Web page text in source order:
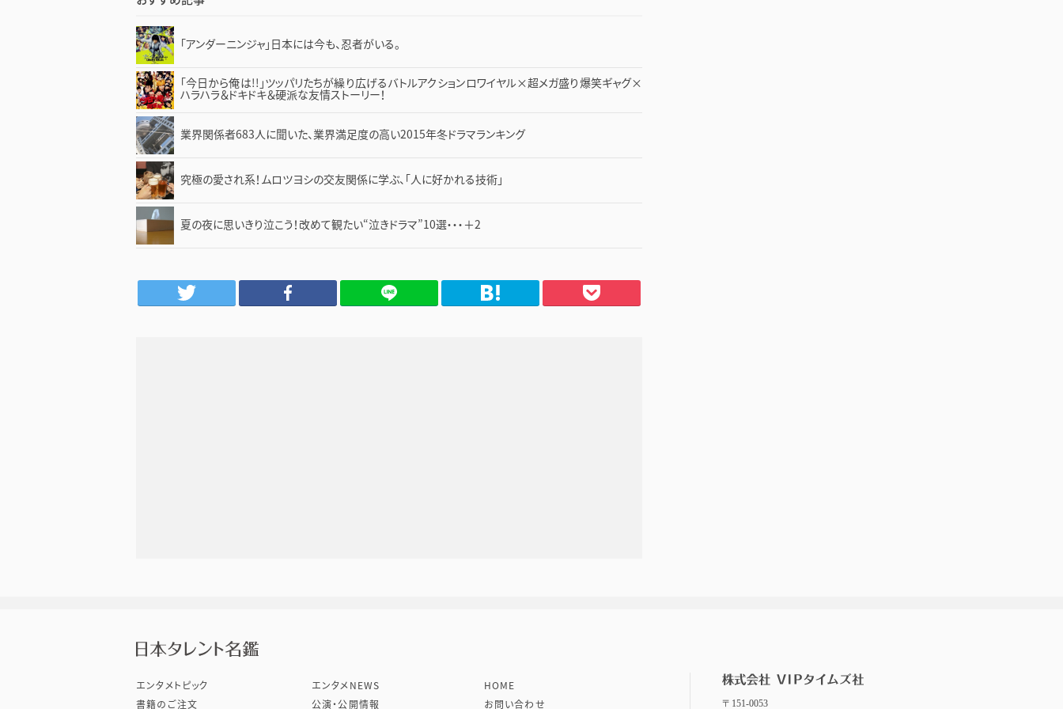
「アンダーニンジャ」日本には今も、忍者がいる。
「今日から俺は!!」ツッパリたちが繰り広げるバトルアクションロワイヤル×超メガ盛り爆笑ギャグ×
ハラハラ＆ドキドキ＆硬派な友情ストーリー！
業界関係者683人に聞いた、業界満足度の高い2015年冬ドラマランキング
究極の愛され系！ムロツヨシの交友関係に学ぶ、「人に好かれる技術」
夏の夜に思いきり泣こう！改めて観たい“泣きドラマ”10選・・・＋2
Facebook
エンタメトピック
書籍のご注文
エンタメNEWS
公演・公開情報
HOME
お問い合わせ
株式会社 VIPタイムズ社
〒151-0053